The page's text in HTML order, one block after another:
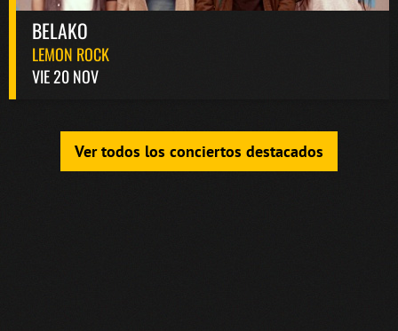
BELAKO
LEMON ROCK
VIE 20 NOV
Ver todos los conciertos destacados